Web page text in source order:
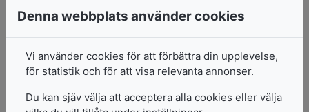
118kr 7-10 arbetsdagar
Pappersklämma Stål Blank 120MM
17kr 7-10 arbetsdagar
Denna webbplats använder cookies
Vi använder cookies för att förbättra din upplevelse,
för statistik och för att visa relevanta annonser.
Du kan sjäv välja att acceptera alla cookies eller välja